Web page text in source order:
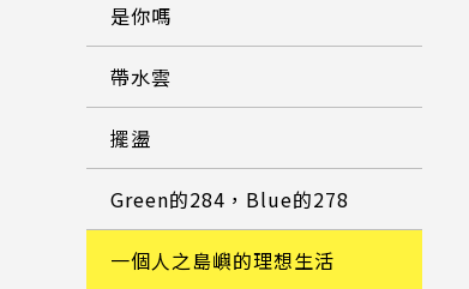
是你嗎
帶水雲
擺盪
Green的284，Blue的278
一個人之島嶼的理想生活